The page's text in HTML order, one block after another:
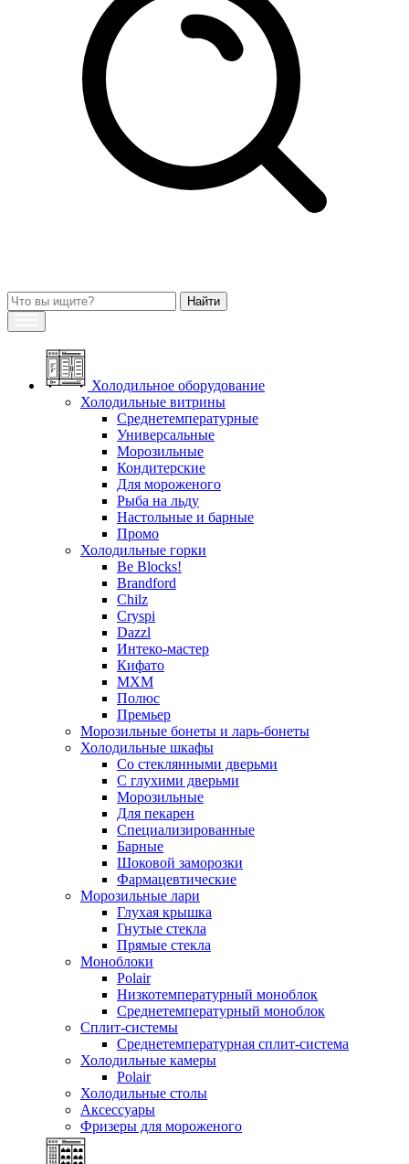
Холодильное оборудование
Холодильные витрины
Среднетемпературные
Универсальные
Морозильные
Кондитерские
Для мороженого
Рыба на льду
Настольные и барные
Промо
Холодильные горки
Be Blocks!
Brandford
Chilz
Cryspi
Dazzl
Интеко-мастер
Кифато
МХМ
Полюс
Премьер
Морозильные бонеты и ларь-бонеты
Холодильные шкафы
Со стеклянными дверьми
С глухими дверьми
Морозильные
Для пекарен
Специализированные
Барные
Шоковой заморозки
Фармацевтические
Морозильные лари
Глухая крышка
Гнутые стекла
Прямые стекла
Моноблоки
Polair
Низкотемпературный моноблок
Среднетемпературный моноблок
Сплит-системы
Среднетемпературная сплит-система
Холодильные камеры
Polair
Холодильные столы
Аксессуары
Фризеры для мороженого